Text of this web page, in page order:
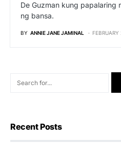
De Guzman kung papalaring
ng bansa.
BY ANNIE JANE JAMINAL
Recent Posts